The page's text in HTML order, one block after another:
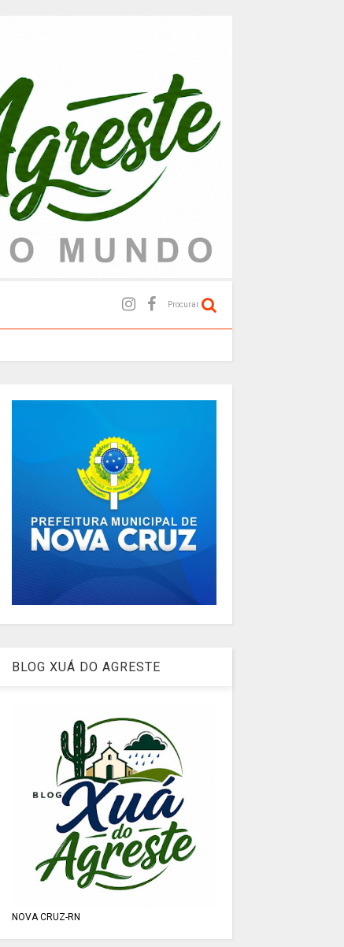
Procurar
BLOG XUÁ DO AGRESTE
NOVA CRUZ-RN